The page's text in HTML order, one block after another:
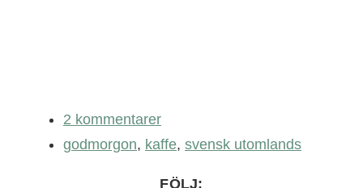
2 kommentarer
godmorgon, kaffe, svensk utomlands
FÖLJ: